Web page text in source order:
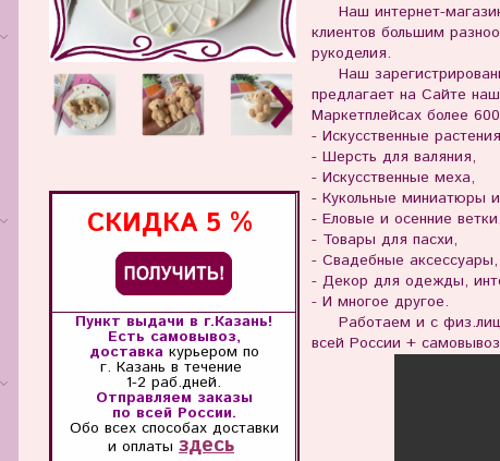
СКИДКА 5 %
Пункт выдачи в г.Казань!
Есть самовывоз,
доставка курьером по
г. Казань в течение
1-2 раб.дней.
Отправляем заказы
по всей России.
Обо всех способах доставки
и оплаты здесь
Наш интернет-
клиентов большим
рукоделия.
Наш
предлагает на Сайте
Маркетплейсах более
- Искусственные
- Шерсть для валяния,
- Искусственные меха,
- Кукольные миниатюры
- Еловые и осенние ветки,
- Товары для пасхи,
- Свадебные аксессуары,
- Декор для одежды,
- И многое другое.
Работаем и с
всей России +